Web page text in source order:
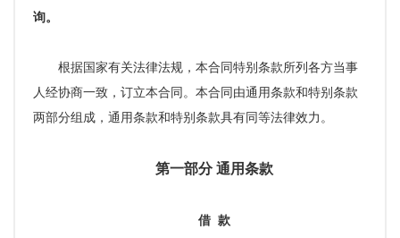
询。
根据国家有关法律法规，本合同特别条款所列各方当事
人经协商一致，订立本合同。本合同由通用条款和特别条款
两部分组成，通用条款和特别条款具有同等法律效力。
第一部分 通用条款
借 款